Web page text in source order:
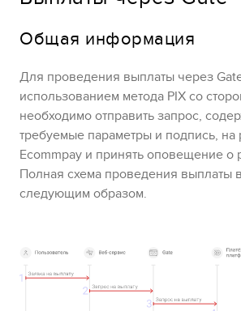
Общая информация
Для проведения выплаты через
использованием метода PIX со
необходимо отправить запрос,
требуемые параметры и подпись, на
Ecommpay и принять оповещение о
Полная схема проведения выплаты
следующим образом.